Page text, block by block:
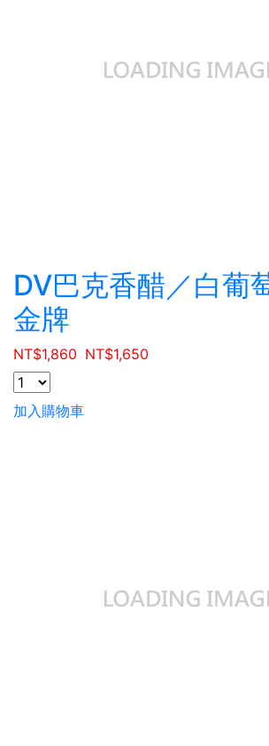
DV巴克香醋／白葡
金牌
NT$1,860 NT$1,650
加入購物車